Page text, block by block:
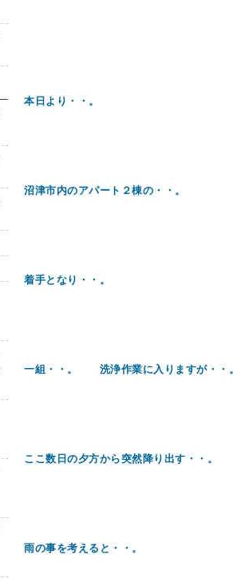
本日より・・。
沼津市内のアパート２棟の・・。
着手となり・・。
一組・・。 洗浄作業に入りますが・・。
ここ数日の夕方から突然降り出す・・。
雨の事を考えると・・。